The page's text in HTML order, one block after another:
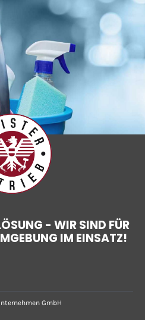
- WIR SIND FÜR
IM EINSATZ!
GmbH